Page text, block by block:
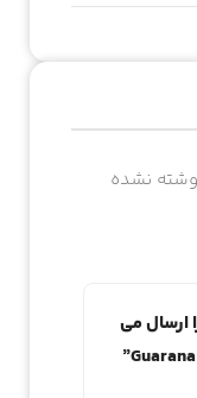
نشده
ارسال می